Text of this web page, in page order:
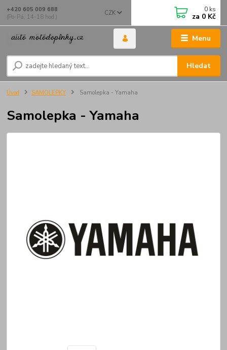
Menu
CZK
Hledat
+420 605 009 688
(Po-Pá, 14-18 hod.)
0 ks
za 0 Kč
Úvod SAMOLEPKY Samolepka - Yamaha
Samolepka - Yamaha